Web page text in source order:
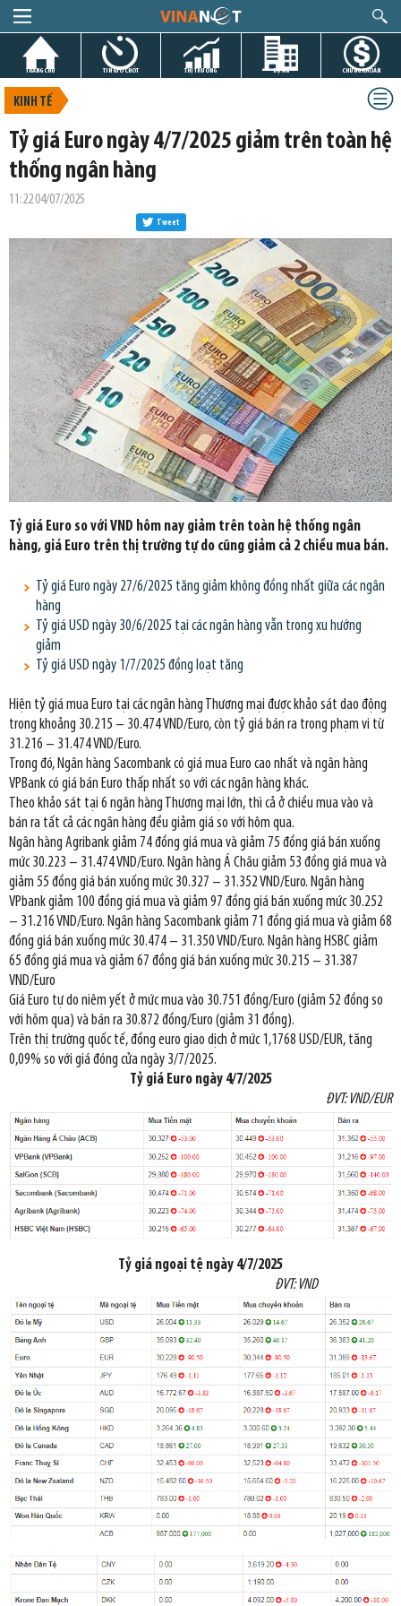
TRANG CHỦ TIN GIỜ CHÓT THỊ TRƯỜNG DỰ ÁN CHỨNG KHOÁN
KINH TẾ
Tỷ giá Euro ngày 4/7/2025 giảm trên toàn hệ
thống ngân hàng
11:22 04/07/2025
Tweet
Tỷ giá Euro so với VND hôm nay giảm trên toàn hệ thống ngân
hàng, giá Euro trên thị trường tự do cũng giảm cả 2 chiều mua bán.
Tỷ giá Euro ngày 27/6/2025 tăng giảm không đồng nhất giữa các ngân
hàng
Tỷ giá USD ngày 30/6/2025 tại các ngân hàng vẫn trong xu hướng
giảm
Tỷ giá USD ngày 1/7/2025 đồng loạt tăng
Hiện tỷ giá mua Euro tại các ngân hàng Thương mại được khảo sát dao động
trong khoảng 30.215 – 30.474 VND/Euro, còn tỷ giá bán ra trong phạm vi từ
31.216 – 31.474 VND/Euro.
Trong đó, Ngân hàng Sacombank có giá mua Euro cao nhất và ngân hàng
VPBank có giá bán Euro thấp nhất so với các ngân hàng khác.
Theo khảo sát tại 6 ngân hàng Thương mại lớn, thì cả ở chiều mua vào và
bán ra tất cả các ngân hàng đều giảm giá so với hôm qua.
Ngân hàng Agribank giảm 74 đồng giá mua và giảm 75 đồng giá bán xuống
mức 30.223 – 31.474 VND/Euro. Ngân hàng Á Châu giảm 53 đồng giá mua và
giảm 55 đồng giá bán xuống mức 30.327 – 31.352 VND/Euro. Ngân hàng
VPbank giảm 100 đồng giá mua và giảm 97 đồng giá bán xuống mức 30.252
– 31.216 VND/Euro. Ngân hàng Sacombank giảm 71 đồng giá mua và giảm 68
đồng giá bán xuống mức 30.474 – 31.350 VND/Euro. Ngân hàng HSBC giảm
65 đồng giá mua và giảm 67 đồng giá bán xuống mức 30.215 – 31.387
VND/Euro
Giá Euro tự do niêm yết ở mức mua vào 30.751 đồng/Euro (giảm 52 đồng so
với hôm qua) và bán ra 30.872 đồng/Euro (giảm 31 đồng).
Trên thị trường quốc tế, đồng euro giao dịch ở mức 1,1768 USD/EUR, tăng
0,09% so với giá đóng cửa ngày 3/7/2025.
Tỷ giá Euro ngày 4/7/2025
ĐVT: VND/EUR
Tỷ giá ngoại tệ ngày 4/7/2025
ĐVT: VND